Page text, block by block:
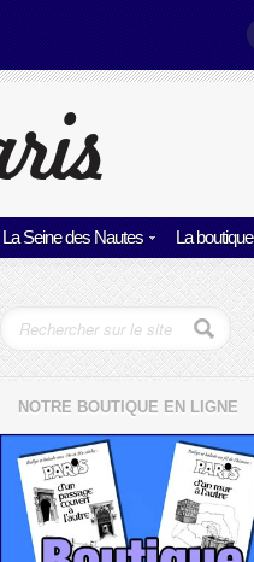
La Seine des Nautes La boutique
NOTRE BOUTIQUE EN LIGNE